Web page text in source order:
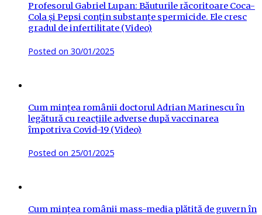
Profesorul Gabriel Lupan: Băuturile răcoritoare Coca-
Cola și Pepsi conțin substanțe spermicide. Ele cresc
gradul de infertilitate (Video)
Posted on 30/01/2025
Cum mințea românii doctorul Adrian Marinescu în
legătură cu reacțiile adverse după vaccinarea
împotriva Covid-19 (Video)
Posted on 25/01/2025
Cum mințea românii mass-media plătită de guvern în